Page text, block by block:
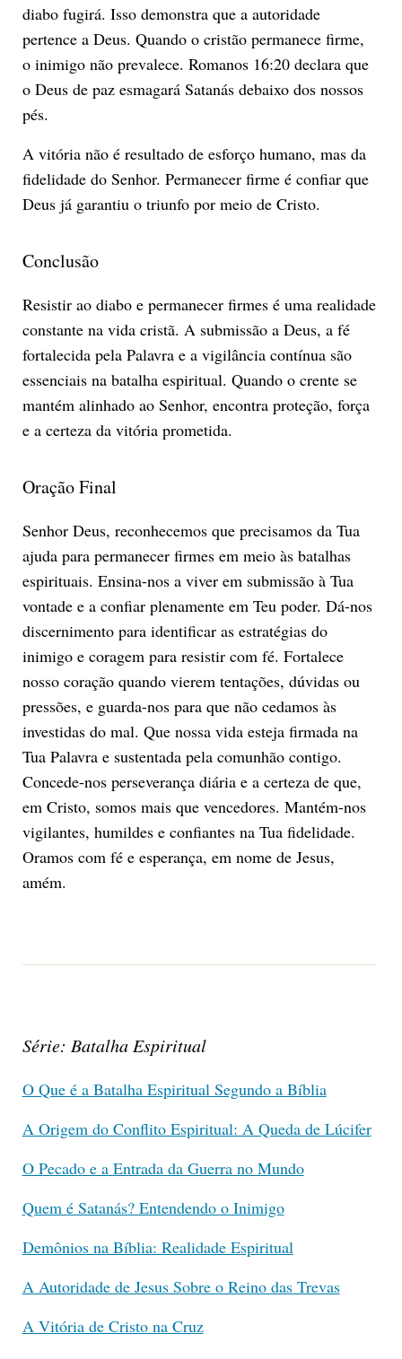
diabo fugirá. Isso demonstra que a autoridade
pertence a Deus. Quando o cristão permanece firme,
o inimigo não prevalece. Romanos 16:20 declara que
o Deus de paz esmagará Satanás debaixo dos nossos
pés.
A vitória não é resultado de esforço humano, mas da
fidelidade do Senhor. Permanecer firme é confiar que
Deus já garantiu o triunfo por meio de Cristo.
Conclusão
Resistir ao diabo e permanecer firmes é uma realidade
constante na vida cristã. A submissão a Deus, a fé
fortalecida pela Palavra e a vigilância contínua são
essenciais na batalha espiritual. Quando o crente se
mantém alinhado ao Senhor, encontra proteção, força
e a certeza da vitória prometida.
Oração Final
Senhor Deus, reconhecemos que precisamos da Tua
ajuda para permanecer firmes em meio às batalhas
espirituais. Ensina-nos a viver em submissão à Tua
vontade e a confiar plenamente em Teu poder. Dá-nos
discernimento para identificar as estratégias do
inimigo e coragem para resistir com fé. Fortalece
nosso coração quando vierem tentações, dúvidas ou
pressões, e guarda-nos para que não cedamos às
investidas do mal. Que nossa vida esteja firmada na
Tua Palavra e sustentada pela comunhão contigo.
Concede-nos perseverança diária e a certeza de que,
em Cristo, somos mais que vencedores. Mantém-nos
vigilantes, humildes e confiantes na Tua fidelidade.
Oramos com fé e esperança, em nome de Jesus,
amém.
Série: Batalha Espiritual
O Que é a Batalha Espiritual Segundo a Bíblia
A Origem do Conflito Espiritual: A Queda de Lúcifer
O Pecado e a Entrada da Guerra no Mundo
Quem é Satanás? Entendendo o Inimigo
Demônios na Bíblia: Realidade Espiritual
A Autoridade de Jesus Sobre o Reino das Trevas
A Vitória de Cristo na Cruz